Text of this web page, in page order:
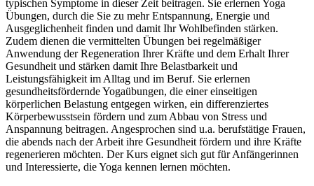
typischen Symptome in dieser Zeit beitragen. Sie erlernen Yoga
Übungen, durch die Sie zu mehr Entspannung, Energie und
Ausgeglichenheit finden und damit Ihr Wohlbefinden stärken.
Zudem dienen die vermittelten Übungen bei regelmäßiger
Anwendung der Regeneration Ihrer Kräfte und dem Erhalt Ihrer
Gesundheit und stärken damit Ihre Belastbarkeit und
Leistungsfähigkeit im Alltag und im Beruf. Sie erlernen
gesundheitsfördernde Yogaübungen, die einer einseitigen
körperlichen Belastung entgegen wirken, ein differenziertes
Körperbewusstsein fördern und zum Abbau von Stress und
Anspannung beitragen. Angesprochen sind u.a. berufstätige Frauen,
die abends nach der Arbeit ihre Gesundheit fördern und ihre Kräfte
regenerieren möchten. Der Kurs eignet sich gut für Anfängerinnen
und Interessierte, die Yoga kennen lernen möchten.